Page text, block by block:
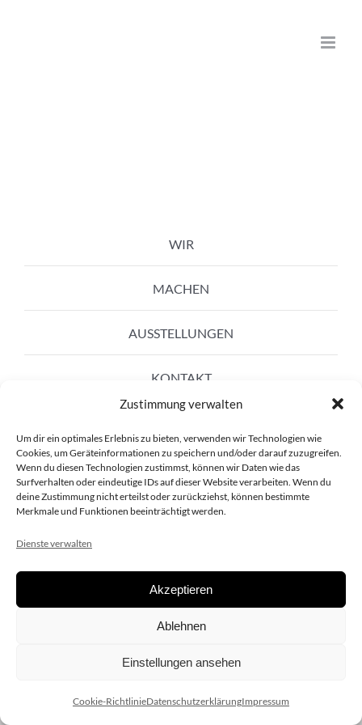
Zustimmung verwalten
Um dir ein optimales Erlebnis zu bieten, verwenden wir Technologien wie
Cookies, um Geräteinformationen zu speichern und/oder darauf zuzugreifen.
Wenn du diesen Technologien zustimmst, können wir Daten wie das
Surfverhalten oder eindeutige IDs auf dieser Website verarbeiten. Wenn du
deine Zustimmung nicht erteilst oder zurückziehst, können bestimmte
Merkmale und Funktionen beeinträchtigt werden.
Dienste verwalten
Akzeptieren
Ablehnen
Einstellungen ansehen
Cookie-RichtlinieDatenschutzerklärungImpressum
WIR
MACHEN
AUSSTELLUNGEN
KONTAKT
Copyright 2020 dieSCHAUsteller.at |Datenschützerklärung|
| Design:www.ARGEntur.at